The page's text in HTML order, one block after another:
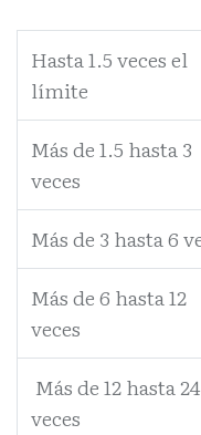
Hasta 1.5 veces el
límite
Más de 1.5 hasta 3
veces
Más de 3 hasta 6
Más de 6 hasta 12
veces
Más de 12 hasta 24
veces